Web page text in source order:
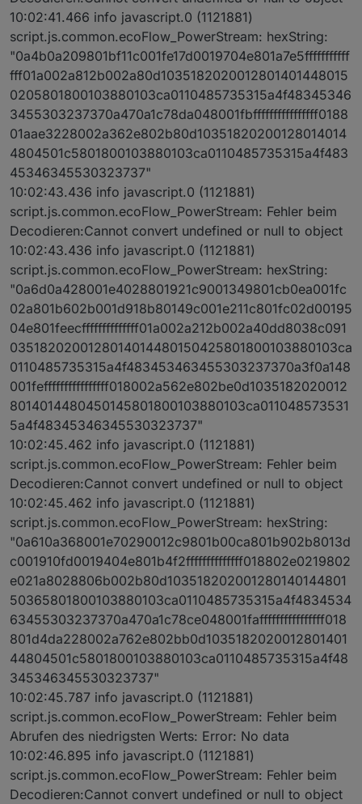
10:02:41.466 info javascript.0 (1121881)
script.js.common.ecoFlow_PowerStream: hexString:
"0a4b0a209801bf11c001fe17d0019704e801a7e5fffffffffff
fff01a002a812b002a80d1035182020012801401448015
0205801800103880103ca0110485735315a4f48345346
3455303237370a470a1c78da048001fbffffffffffffffff0188
01aae3228002a362e802b80d10351820200128014014
4804501c5801800103880103ca0110485735315a4f483
45346345530323737"
10:02:43.436 info javascript.0 (1121881)
script.js.common.ecoFlow_PowerStream: Fehler beim
Decodieren:Cannot convert undefined or null to object
10:02:43.436 info javascript.0 (1121881)
script.js.common.ecoFlow_PowerStream: hexString:
"0a6d0a428001e4028801921c9001349801cb0ea001fc
02a801b602b001d918b80149c001e211c801fc02d00195
04e801feecffffffffffffff01a002a212b002a40dd8038c091
0351820200128014014480150425801800103880103ca
0110485735315a4f483453463455303237370a3f0a148
001feffffffffffffffff018002a562e802be0d1035182020012
8014014480450145801800103880103ca011048573531
5a4f48345346345530323737"
10:02:45.462 info javascript.0 (1121881)
script.js.common.ecoFlow_PowerStream: Fehler beim
Decodieren:Cannot convert undefined or null to object
10:02:45.462 info javascript.0 (1121881)
script.js.common.ecoFlow_PowerStream: hexString:
"0a610a368001e70290012c9801b00ca801b902b8013d
c001910fd0019404e801b4f2ffffffffffffff018802e0219802
e021a8028806b002b80d103518202001280140144801
50365801800103880103ca0110485735315a4f4834534
63455303237370a470a1c78ce048001faffffffffffffffff018
801d4da228002a762e802bb0d1035182020012801401
44804501c5801800103880103ca0110485735315a4f48
345346345530323737"
10:02:45.787 info javascript.0 (1121881)
script.js.common.ecoFlow_PowerStream: Fehler beim
Abrufen des niedrigsten Werts: Error: No data
10:02:46.895 info javascript.0 (1121881)
script.js.common.ecoFlow_PowerStream: Fehler beim
Decodieren:Cannot convert undefined or null to object